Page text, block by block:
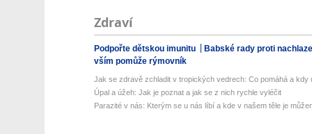
Zdraví
Podpořte dětskou imunitu
Babské rady proti
vším pomůže rýmovník
Jak se zdravě zchladit v tropických vedrech: Co pomáhá a kdy
Úpal a úžeh: Jak je poznat a jak se z nich rychle vyléčit
Parazité v nás: Kterým se u nás líbí a kde v našem těle je